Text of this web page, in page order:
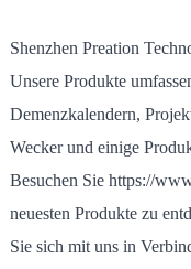
Shenzhen Preation
Unsere Produkte
Demenzkalendern,
Wecker und einige
Besuchen Sie https://
neuesten Produkte zu
Sie sich mit uns in